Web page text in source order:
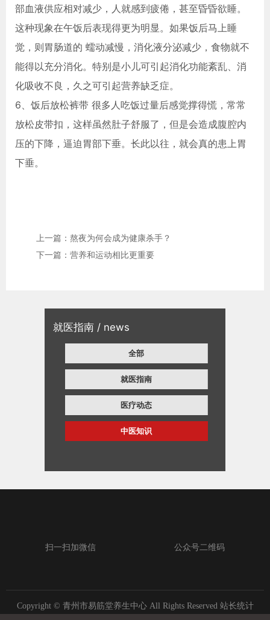
就医指南 / news
全部
就医指南
医疗动态
中医知识
部血液供应相对减少，人就感到疲倦，甚至昏昏欲睡。
这种现象在午饭后表现得更为明显。如果饭后马上睡
觉，则胃肠道的 蠕动减慢，消化液分泌减少，食物就不
能得以充分消化。特别是小儿可引起消化功能紊乱、消
化吸收不良，久之可引起营养缺乏症。
6、饭后放松裤带 很多人吃饭过量后感觉撑得慌，常常
放松皮带扣，这样虽然肚子舒服了，但是会造成腹腔内
压的下降，逼迫胃部下垂。长此以往，就会真的患上胃
下垂。
上一篇：熬夜为何会成为健康杀手？
下一篇：营养和运动相比更重要
扫一扫加微信 公众号二维码
Copyright © 青州市易筋堂养生中心 All Rights Reserved 站长统计